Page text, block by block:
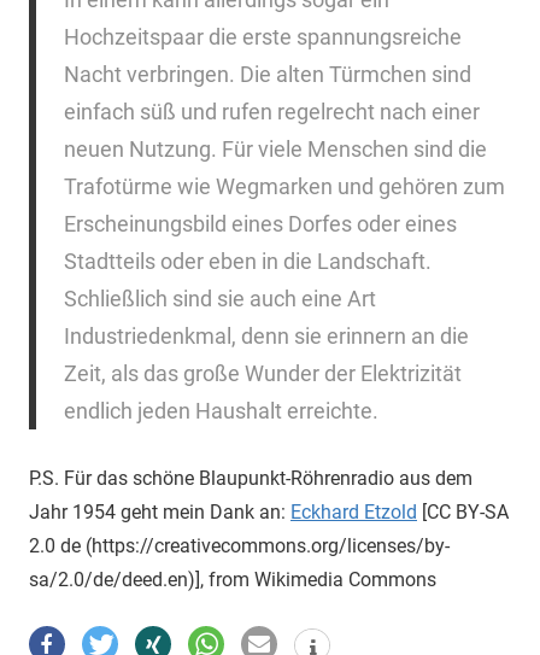
Hochzeitspaar die erste spannungsreiche
Nacht verbringen. Die alten Türmchen sind
einfach süß und rufen regelrecht nach einer
neuen Nutzung. Für viele Menschen sind die
Trafotürme wie Wegmarken und gehören zum
Erscheinungsbild eines Dorfes oder eines
Stadtteils oder eben in die Landschaft.
Schließlich sind sie auch eine Art
Industriedenkmal, denn sie erinnern an die
Zeit, als das große Wunder der Elektrizität
endlich jeden Haushalt erreichte.
P.S. Für das schöne Blaupunkt-Röhrenradio aus dem
Jahr 1954 geht mein Dank an: Eckhard Etzold [CC BY-SA
2.0 de (https://creativecommons.org/licenses/by-
sa/2.0/de/deed.en)], from Wikimedia Commons